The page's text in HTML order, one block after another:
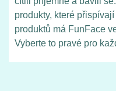
produkty, které
produktů má FunFace
Vyberte to pravé pro